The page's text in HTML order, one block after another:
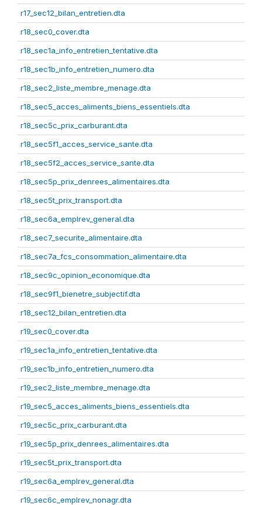
r17_sec12_bilan_entretien.dta
r18_sec0_cover.dta
r18_sec1a_info_entretien_tentative.dta
r18_sec1b_info_entretien_numero.dta
r18_sec2_liste_membre_menage.dta
r18_sec5_acces_aliments_biens_essentiels.dta
r18_sec5c_prix_carburant.dta
r18_sec5f1_acces_service_sante.dta
r18_sec5f2_acces_service_sante.dta
r18_sec5p_prix_denrees_alimentaires.dta
r18_sec5t_prix_transport.dta
r18_sec6a_emplrev_general.dta
r18_sec7_securite_alimentaire.dta
r18_sec7a_fcs_consommation_alimentaire.dta
r18_sec9c_opinion_economique.dta
r18_sec9f1_bienetre_subjectif.dta
r18_sec12_bilan_entretien.dta
r19_sec0_cover.dta
r19_sec1a_info_entretien_tentative.dta
r19_sec1b_info_entretien_numero.dta
r19_sec2_liste_membre_menage.dta
r19_sec5_acces_aliments_biens_essentiels.dta
r19_sec5c_prix_carburant.dta
r19_sec5p_prix_denrees_alimentaires.dta
r19_sec5t_prix_transport.dta
r19_sec6a_emplrev_general.dta
r19_sec6c_emplrev_nonagr.dta